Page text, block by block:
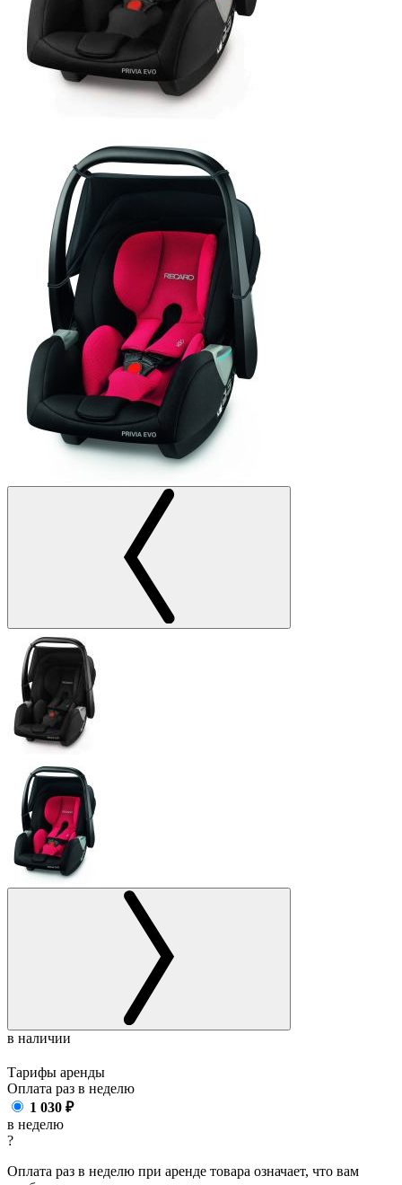
в наличии
Тарифы аренды
Оплата раз в неделю
1 030 ₽
в неделю
?
Оплата раз в неделю при аренде товара означает, что вам